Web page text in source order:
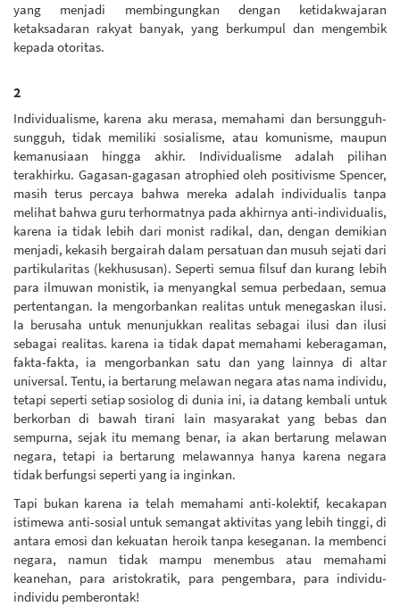
yang menjadi membingungkan dengan ketidakwajaran
ketaksadaran rakyat banyak, yang berkumpul dan mengembik
kepada otoritas.
2
Individualisme, karena aku merasa, memahami dan bersungguh-
sungguh, tidak memiliki sosialisme, atau komunisme, maupun
kemanusiaan hingga akhir. Individualisme adalah pilihan
terakhirku. Gagasan-gagasan atrophied oleh positivisme Spencer,
masih terus percaya bahwa mereka adalah individualis tanpa
melihat bahwa guru terhormatnya pada akhirnya anti-individualis,
karena ia tidak lebih dari monist radikal, dan, dengan demikian
menjadi, kekasih bergairah dalam persatuan dan musuh sejati dari
partikularitas (kekhususan). Seperti semua filsuf dan kurang lebih
para ilmuwan monistik, ia menyangkal semua perbedaan, semua
pertentangan. Ia mengorbankan realitas untuk menegaskan ilusi.
Ia berusaha untuk menunjukkan realitas sebagai ilusi dan ilusi
sebagai realitas. karena ia tidak dapat memahami keberagaman,
fakta-fakta, ia mengorbankan satu dan yang lainnya di altar
universal. Tentu, ia bertarung melawan negara atas nama individu,
tetapi seperti setiap sosiolog di dunia ini, ia datang kembali untuk
berkorban di bawah tirani lain masyarakat yang bebas dan
sempurna, sejak itu memang benar, ia akan bertarung melawan
negara, tetapi ia bertarung melawannya hanya karena negara
tidak berfungsi seperti yang ia inginkan.
Tapi bukan karena ia telah memahami anti-kolektif, kecakapan
istimewa anti-sosial untuk semangat aktivitas yang lebih tinggi, di
antara emosi dan kekuatan heroik tanpa keseganan. Ia membenci
negara, namun tidak mampu menembus atau memahami
keanehan, para aristokratik, para pengembara, para individu-
individu pemberontak!